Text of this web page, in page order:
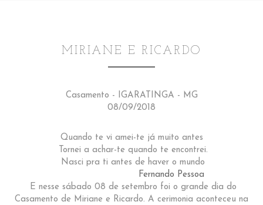
MIRIANE E RICARDO
Casamento - IGARATINGA - MG
08/09/2018
Quando te vi amei-te já muito antes
Tornei a achar-te quando te encontrei.
Nasci pra ti antes de haver o mundo
Fernando Pessoa
E nesse sábado 08 de setembro foi o grande dia do
Casamento de Miriane e Ricardo. A cerimonia aconteceu na